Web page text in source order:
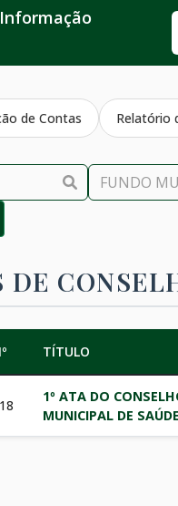
de Contas Relatório
DE
TÍTULO
1º ATA DO
MUNICIPAL DE SAÚDE